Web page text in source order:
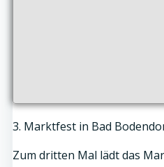
3. Marktfest in Bad
Zum dritten Mal lädt das